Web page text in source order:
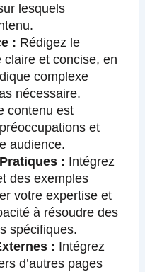
lesquels
: Rédigez le
et concise, en
complexe
nécessaire.
contenu est
et
audience.
: Intégrez
des exemples
votre expertise et
à résoudre des
spécifiques.
: Intégrez
d’autres pages